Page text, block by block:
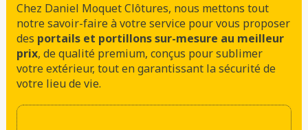
Chez Daniel Moquet Clôtures, nous mettons tout
notre savoir-faire à votre service pour vous proposer
des portails et portillons sur-mesure au meilleur
prix, de qualité premium, conçus pour sublimer
votre extérieur, tout en garantissant la sécurité de
votre lieu de vie.